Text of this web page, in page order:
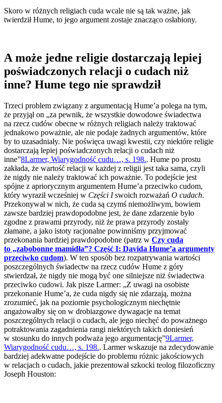
Skoro w różnych religiach cuda wcale nie są tak ważne, jak
twierdził Hume, to jego argument zostaje znacząco osłabiony.
A może jedne religie dostarczają lepiej
poświadczonych relacji o cudach niż
inne? Hume tego nie sprawdził
Trzeci problem związany z argumentacją Hume’a polega na tym,
że przyjął on „za pewnik, że wszystkie dowodowe świadectwa
na rzecz cudów obecne w różnych religiach należy traktować
jednakowo poważnie, ale nie podaje żadnych argumentów, które
by to uzasadniały. Nie poświęca uwagi kwestii, czy niektóre religie
dostarczają lepiej poświadczonych relacji o cudach niż
inne”8Larmer, Wiarygodność cudu…, s. 198.. Hume po prostu
zakłada, że wartość relacji w każdej z religii jest taka sama, czyli
że nigdy nie należy traktować ich poważnie. To podejście jest
spójne z apriorycznym argumentem Hume’a przeciwko cudom,
który wyraził wcześniej w Części Iswoich rozważań O cudach.
Przekonywał w nich, że cuda są czymś niemożliwym, bowiem
zawsze bardziej prawdopodobne jest, że dane zdarzenie było
zgodne z prawami przyrody, niż że prawa przyrody zostały
złamane, a jako istoty racjonalne powinniśmy przyjmować
przekonania bardziej prawdopodobne (patrz w Czy cuda
to „zabobonne mamidła”? Część I: Davida Hume’a argumenty
przeciwko cudom). W ten sposób bez rozpatrywania wartości
poszczególnych świadectw na rzecz cudów Hume z góry
stwierdzał, że nigdy nie mogą być one silniejsze niż świadectwa
przeciwko cudowi. Jak pisze Larmer: „Z uwagi na osobiste
przekonanie Hume’a, że cuda nigdy się nie zdarzają, można
zrozumieć, jak na poziomie psychologicznym niechętnie
angażowałby się on w drobiazgowe dywagacje na temat
poszczególnych relacji o cudach, ale jego niechęć do poważnego
potraktowania zagadnienia rangi niektórych takich doniesień
w stosunku do innych podważa jego argumentację”9Larmer,
Wiarygodność cudu…, s. 198.. Larmer wskazuje na zdecydowanie
bardziej adekwatne podejście do problemu różnic jakościowych
w relacjach o cudach, jakie prezentował szkocki teolog filozoficzny
Joseph Houston: